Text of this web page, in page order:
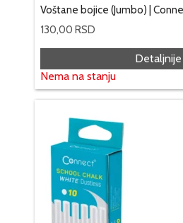
Voštane bojice (Jumbo) |
130,00 RSD
Detaljnije
Nema na stanju